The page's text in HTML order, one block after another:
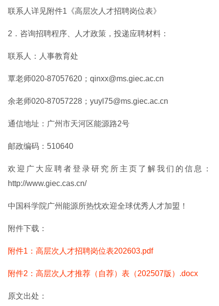
联系人详见附件1《高层次人才招聘岗位表》
2．咨询招聘程序、人才政策，投递应聘材料：
联系人：人事教育处
覃老师020-87057620；qinxx@ms.giec.ac.cn
余老师020-87057228；yuyl75@ms.giec.ac.cn
通信地址：广州市天河区能源路2号
邮政编码：510640
欢迎广大应聘者登录研究所主页了解我们的信息：
http://www.giec.cas.cn/
中国科学院广州能源所热忱欢迎全球优秀人才加盟！
附件下载：
附件1：高层次人才招聘岗位表202603.pdf
附件2：高层次人才推荐（自荐）表（202507版）.docx
原文出处：